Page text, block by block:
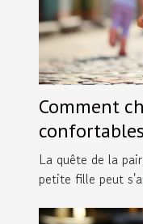
Comment
des petites
La quête de la
petite fille peut